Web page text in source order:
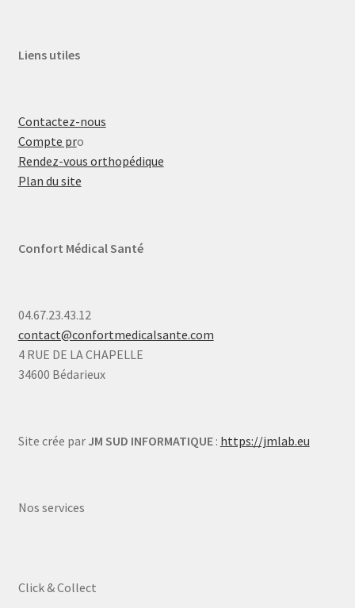
Liens utiles
Contactez-nous
Compte pro
Rendez-vous orthopédique
Plan du site
Confort Médical Santé
04.67.23.43.12
contact@confortmedicalsante.com
4 RUE DE LA CHAPELLE
34600 Bédarieux
Site crée par JM SUD INFORMATIQUE: https://jmlab.eu
Nos services
Click & Collect